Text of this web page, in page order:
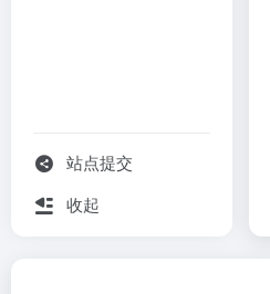
站点提交
收起